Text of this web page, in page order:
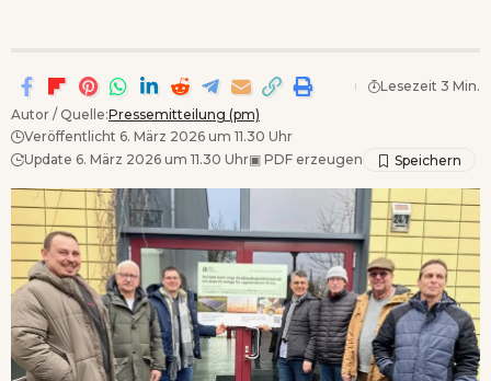
Autor / Quelle:Pressemitteilung (pm)
Veröffentlicht 6. März 2026 um 11.30 Uhr
Update 6. März 2026 um 11.30 Uhr▣ PDF erzeugen
Lesezeit 3 Min.